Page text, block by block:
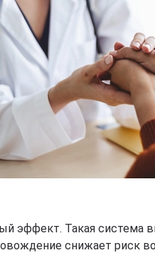
эффект. Такая система
снижает риск